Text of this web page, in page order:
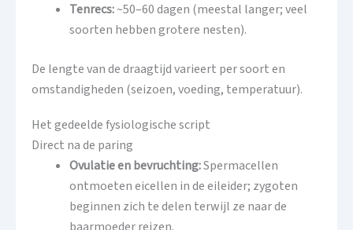
Tenrecs:~50–60 dagen (meestal langer; veel
soorten hebben grotere nesten).
De lengte van de draagtijd varieert per soort en
omstandigheden (seizoen, voeding, temperatuur).
Het gedeelde fysiologische script
Direct na de paring
Ovulatie en bevruchting:Spermacellen
ontmoeten eicellen in de eileider; zygoten
beginnen zich te delen terwijl ze naar de